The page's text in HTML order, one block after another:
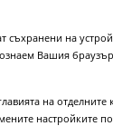
съхранени на
Вашия
на отделните
настройките